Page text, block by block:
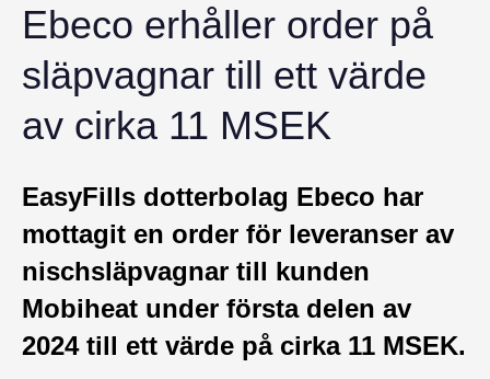
Ebeco erhåller order på
släpvagnar till ett värde
av cirka 11 MSEK
EasyFills dotterbolag Ebeco har
mottagit en order för leveranser av
nischsläpvagnar till kunden
Mobiheat under första delen av
2024 till ett värde på cirka 11 MSEK.